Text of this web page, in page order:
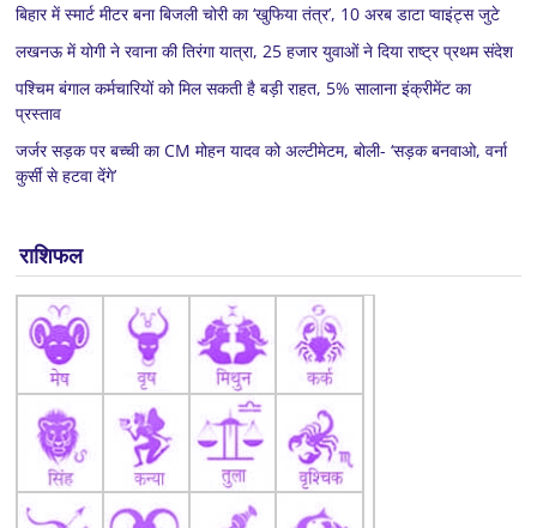
बिहार में स्मार्ट मीटर बना बिजली चोरी का ‘खुफिया तंत्र’, 10 अरब डाटा प्वाइंट्स जुटे
लखनऊ में योगी ने रवाना की तिरंगा यात्रा, 25 हजार युवाओं ने दिया राष्ट्र प्रथम संदेश
पश्चिम बंगाल कर्मचारियों को मिल सकती है बड़ी राहत, 5% सालाना इंक्रीमेंट का
प्रस्ताव
जर्जर सड़क पर बच्ची का CM मोहन यादव को अल्टीमेटम, बोली- ‘सड़क बनवाओ, वर्ना
कुर्सी से हटवा देंगे’
राशिफल